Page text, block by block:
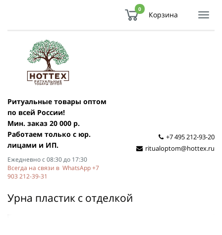
0
Корзина
Ритуальные товары оптом
по всей России!
Мин. заказ 20 000 р.
Работаем только с юр.
лицами и ИП.
Ежедневно с 08:30 до 17:30
Всегда на связи в WhatsApp +7
903 212-39-31
+7 495 212-93-20
ritualoptom@hottex.ru
Урна пластик с отделкой